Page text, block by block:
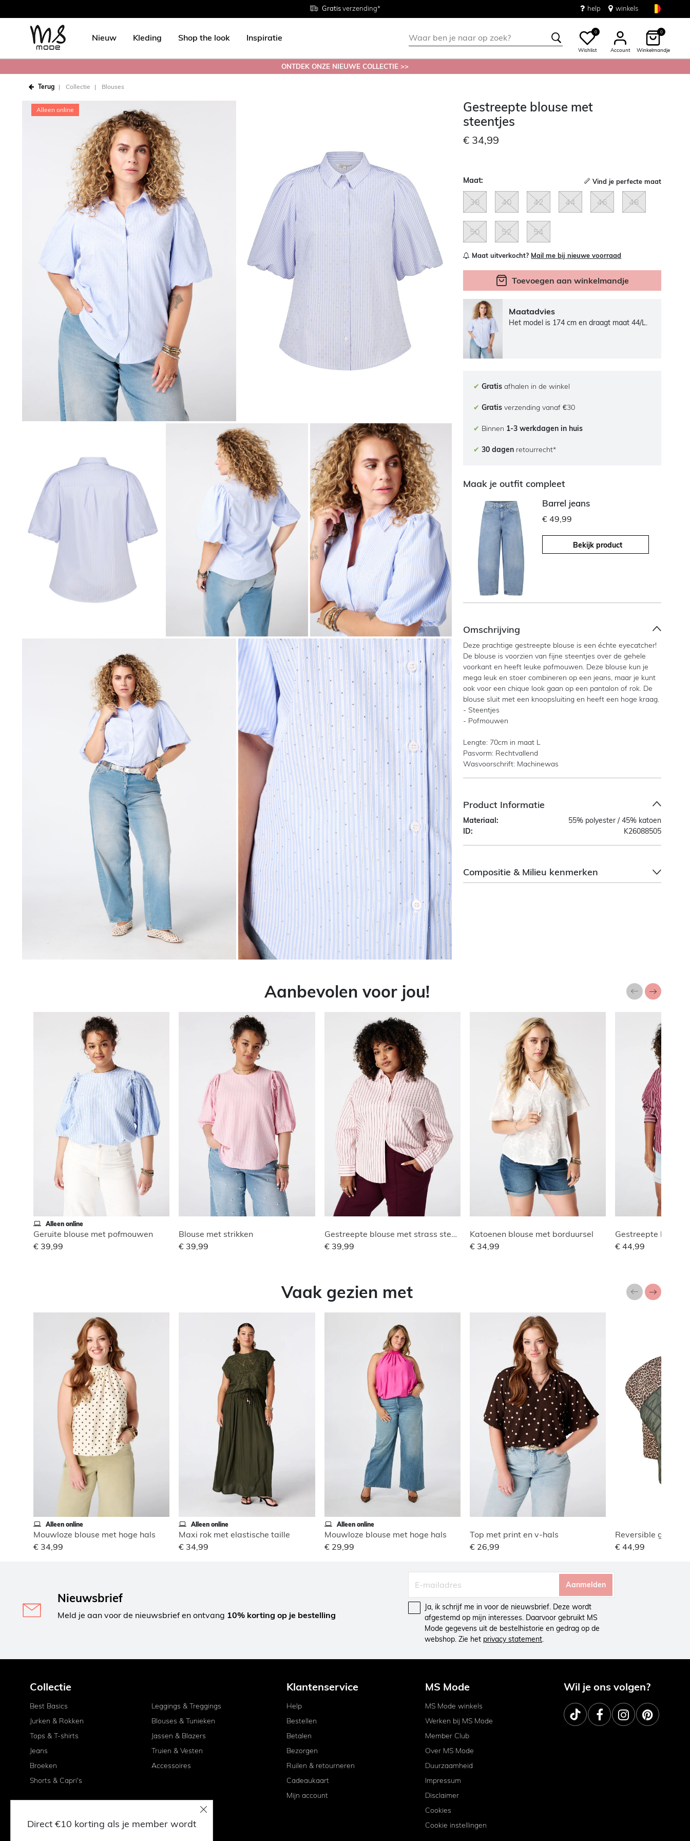
Gratisverzending*
Maten38 - 54
Gratisretourneren in de winkel help winkels
Nieuw Kleding Shop the look Inspiratie
0
Wishlist Account
0
Winkelmandje
ONTDEK ONZE NIEUWE COLLECTIE >>
Terug Collectie Blouses
Alleen online
Gestreepte blouse met
steentjes
€ 34,99
Maat: Vind je perfecte maat
38 40 42 44 46 48
50 52 54
Maat uitverkocht? Mail me bij nieuwe voorraad
Toevoegen aan winkelmandje
Maatadvies
Het model is 174 cm en draagt maat 44/L.
✔ Gratis afhalen in de winkel
✔ Gratis verzending vanaf €30
✔ Binnen 1-3 werkdagen in huis
✔ 30 dagen retourrecht*
Maak je outfit compleet
Barrel jeans
€ 49,99
Bekijk product
Omschrijving
Deze prachtige gestreepte blouse is een échte eyecatcher!
De blouse is voorzien van fijne steentjes over de gehele
voorkant en heeft leuke pofmouwen. Deze blouse kun je
mega leuk en stoer combineren op een jeans, maar je kunt
ook voor een chique look gaan op een pantalon of rok. De
blouse sluit met een knoopsluiting en heeft een hoge kraag.
- Steentjes
- Pofmouwen
Lengte: 70cm in maat L
Pasvorm: Rechtvallend
Wasvoorschrift: Machinewas
Product Informatie
Materiaal:
55% polyester / 45% katoen
ID:
K26088505
Compositie & Milieu kenmerken
Aanbevolen voor jou!
Alleen online
Geruite blouse met pofmouwen
€ 39,99
Blouse met strikken
€ 39,99
Gestreepte blouse met strass steentjes
€ 39,99
Katoenen blouse met borduursel
€ 34,99
Gestreepte blouse
€ 44,99
Vaak gezien met
Alleen online
Mouwloze blouse met hoge hals
€ 34,99
Alleen online
Maxi rok met elastische taille
€ 34,99
Alleen online
Mouwloze blouse met hoge hals
€ 29,99
Top met print en v-hals
€ 26,99
€ 44,99
Nieuwsbrief
Meld je aan voor de nieuwsbrief en ontvang 10% korting op je bestelling
Aanmelden
Ja, ik schrijf me in voor de nieuwsbrief. Deze wordt
afgestemd op mijn interesses. Daarvoor gebruikt MS
Mode gegevens uit de bestelhistorie en gedrag op de
webshop. Zie het privacy statement.
Collectie
Best Basics
Jurken & Rokken
Tops & T-shirts
Jeans
Broeken
Shorts & Capri's
Leggings & Treggings
Blouses & Tunieken
Jassen & Blazers
Truien & Vesten
Accessoires
Klantenservice
Help
Bestellen
Betalen
Bezorgen
Ruilen & retourneren
Cadeaukaart
Mijn account
MS Mode
MS Mode winkels
Werken bij MS Mode
Member Club
Over MS Mode
Duurzaamheid
Impressum
Disclaimer
Cookies
Cookie instellingen
Wil je ons volgen?
Direct €10 korting als je member wordt